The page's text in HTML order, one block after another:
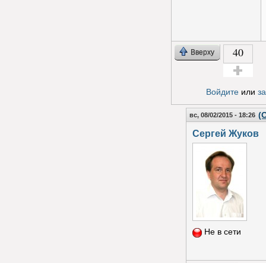
Вверху 40
Войдитеили
вс, 08/02/2015 - 18:26
Сергей Жуков
Не в сети